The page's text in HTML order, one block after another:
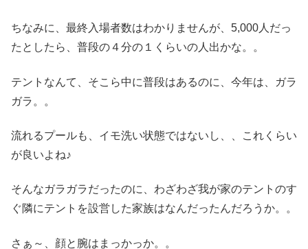
ちなみに、最終入場者数はわかりませんが、5,000人だっ
たとしたら、普段の４分の１くらいの人出かな。。
テントなんて、そこら中に普段はあるのに、今年は、ガラ
ガラ。。
流れるプールも、イモ洗い状態ではないし、、これくらい
が良いよね♪
そんなガラガラだったのに、わざわざ我が家のテントのす
ぐ隣にテントを設営した家族はなんだったんだろうか。。
さぁ～、顔と腕はまっかっか。。